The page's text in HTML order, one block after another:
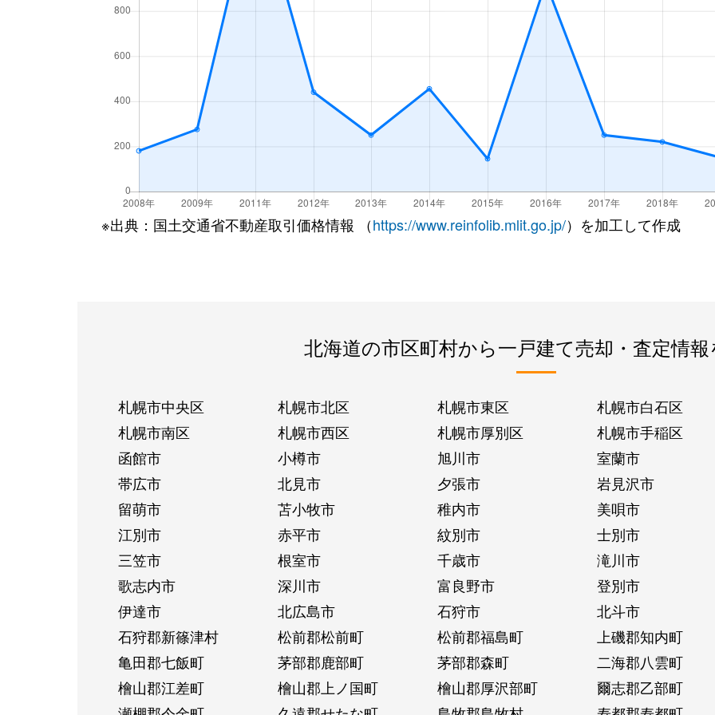
※出典：国土交通省不動産取引価格情報 （https://www.reinfolib.mlit.go.jp/）を加工して作成
北海道の市区町村から一戸建て売却・査定情
札幌市中央区 札幌市北区 札幌市東区
札幌市白石区
札幌市南区
札幌市西区 札幌市厚別区
札幌市手稲区
函館市
小樽市 旭川市
室蘭市
帯広市
北見市 夕張市
岩見沢市
留萌市
苫小牧市 稚内市
美唄市
江別市
赤平市 紋別市
士別市
三笠市
根室市 千歳市
滝川市
歌志内市
深川市 富良野市
登別市
伊達市
北広島市 石狩市
北斗市
石狩郡新篠津村
松前郡松前町 松前郡福島町
上磯郡知内町
亀田郡七飯町
茅部郡鹿部町 茅部郡森町
二海郡八雲町
檜山郡江差町
檜山郡上ノ国町 檜山郡厚沢部町
爾志郡乙部町